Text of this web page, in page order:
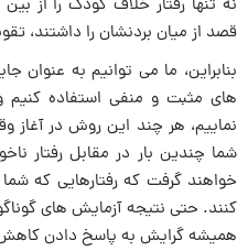
نه تنها رفتار خلاف کودک را از
قصد از میان‏ بردنشان را داشتند،
بنابراین، ما می توانیم به عنوان
هاى مثبت و منفی استفاده‏ کنیم
نماییم، هر چند این روش در آغاز
شما چندین بار در مقابل رفتار
خواهند گرفت که رفتارهایی که
کنند. حتى نتیجه آزمای‏ش های
‏همیشه گرایش به پاسخ دادن